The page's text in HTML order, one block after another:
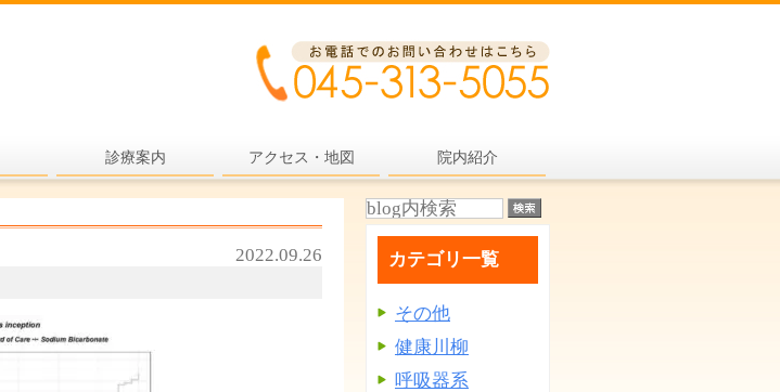
診療案内
内科一般
アクセス・地図 院内紹介
2022.09.26
カテゴリ一覧
その他
健康川柳
呼吸器系